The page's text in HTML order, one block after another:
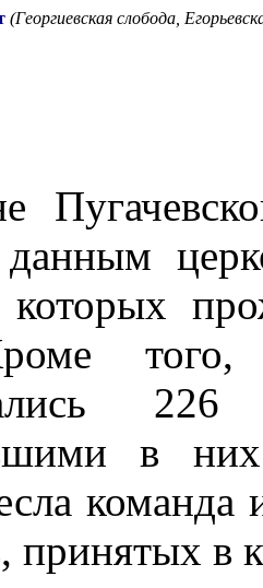
(Георгиевская слобода,
данным
в
команда
принятых в